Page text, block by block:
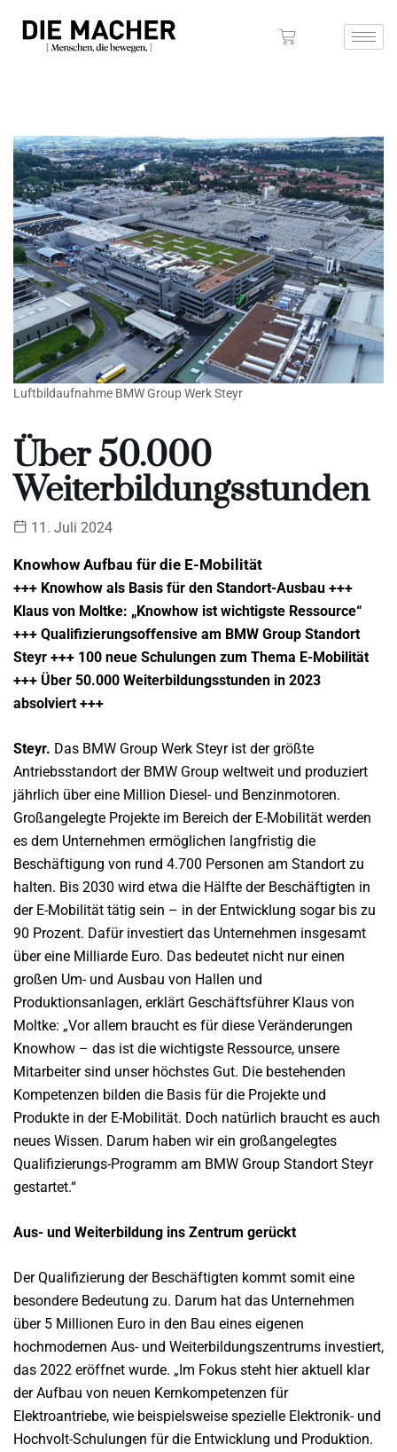
Luftbildaufnahme BMW Group Werk Steyr
Über 50.000
Weiterbildungsstunden
11. Juli 2024
Knowhow Aufbau für die E-Mobilität
+++ Knowhow als Basis für den Standort-Ausbau +++
Klaus von Moltke: „Knowhow ist wichtigste Ressource“
+++ Qualifizierungsoffensive am BMW Group Standort
Steyr +++ 100 neue Schulungen zum Thema E-Mobilität
+++ Über 50.000 Weiterbildungsstunden in 2023
absolviert +++
Steyr. Das BMW Group Werk Steyr ist der größte
Antriebsstandort der BMW Group weltweit und produziert
jährlich über eine Million Diesel- und Benzinmotoren.
Großangelegte Projekte im Bereich der E-Mobilität werden
es dem Unternehmen ermöglichen langfristig die
Beschäftigung von rund 4.700 Personen am Standort zu
halten. Bis 2030 wird etwa die Hälfte der Beschäftigten in
der E-Mobilität tätig sein – in der Entwicklung sogar bis zu
90 Prozent. Dafür investiert das Unternehmen insgesamt
über eine Milliarde Euro. Das bedeutet nicht nur einen
großen Um- und Ausbau von Hallen und
Produktionsanlagen, erklärt Geschäftsführer Klaus von
Moltke: „Vor allem braucht es für diese Veränderungen
Knowhow – das ist die wichtigste Ressource, unsere
Mitarbeiter sind unser höchstes Gut. Die bestehenden
Kompetenzen bilden die Basis für die Projekte und
Produkte in der E-Mobilität. Doch natürlich braucht es auch
neues Wissen. Darum haben wir ein großangelegtes
Qualifizierungs-Programm am BMW Group Standort Steyr
gestartet.“
Aus- und Weiterbildung ins Zentrum gerückt
Der Qualifizierung der Beschäftigten kommt somit eine
besondere Bedeutung zu. Darum hat das Unternehmen
über 5 Millionen Euro in den Bau eines eigenen
hochmodernen Aus- und Weiterbildungszentrums investiert,
das 2022 eröffnet wurde. „Im Fokus steht hier aktuell klar
der Aufbau von neuen Kernkompetenzen für
Elektroantriebe, wie beispielsweise spezielle Elektronik- und
Hochvolt-Schulungen für die Entwicklung und Produktion.